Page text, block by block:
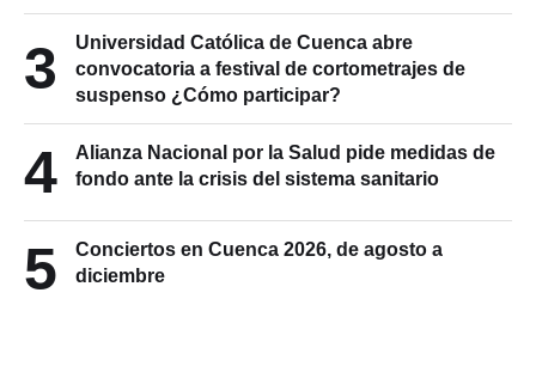
3
Universidad Católica de Cuenca abre
convocatoria a festival de cortometrajes de
suspenso ¿Cómo participar?
4
Alianza Nacional por la Salud pide medidas de
fondo ante la crisis del sistema sanitario
5
Conciertos en Cuenca 2026, de agosto a
diciembre